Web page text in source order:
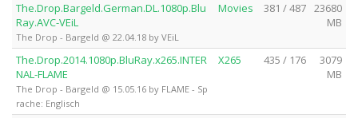
The.Drop.Bargeld.German.DL.1080p.Blu
Ray.AVC-VEiL
The Drop - Bargeld @ 22.04.18 by VEiL
Movies 381 / 487 23680
MB
The.Drop.2014.1080p.BluRay.x265.INTER
NAL-FLAME
The Drop - Bargeld @ 15.05.16 by FLAME - Sp
rache: Englisch
X265 435 / 176
3079
MB